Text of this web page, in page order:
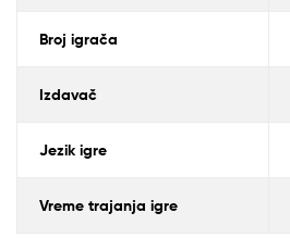
Broj igrača
Izdavač
Jezik igre
Vreme trajanja igre